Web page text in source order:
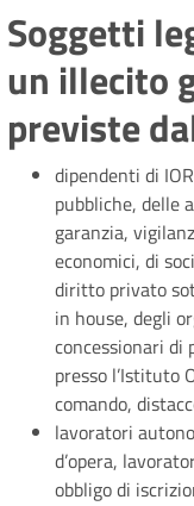
Soggetti
un illecito
previste
dipendenti di
pubbliche, delle
garanzia,
economici, di
diritto privato
in house, degli
concessionari di
presso l’Istituto
comando,
lavoratori
d’opera,
obbligo di